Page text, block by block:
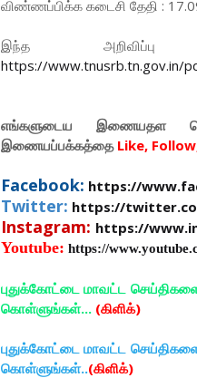
விண்ணப்பிக்க கடைசி தேதி :
இந்த
https://www.tnusrb.tn.gov.in/
எங்களுடைய இணையதள
இணையப்பக்கத்தை Like,
Facebook: https://
Twitter: https://
Instagram: https://
Youtube: https://
புதுக்கோட்டை மாவட்ட
கொள்ளுங்கள்... (கிளிக்)
புதுக்கோட்டை மாவட்ட
கொள்ளுங்கள்..(கிளிக்)